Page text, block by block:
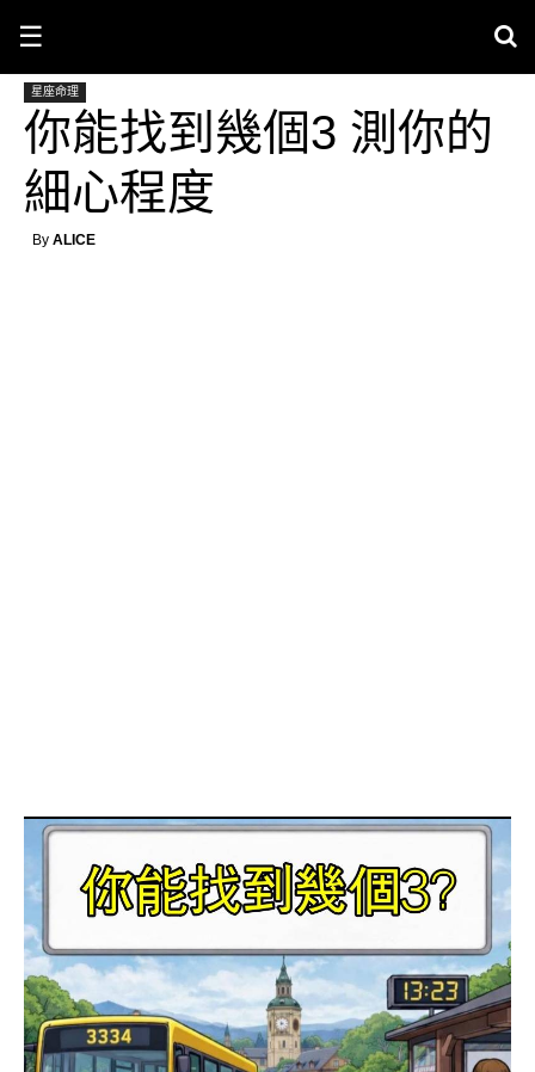
☰
星座命理
你能找到幾個3 測你的
細心程度
By ALICE